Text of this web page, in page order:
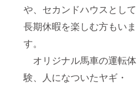
や、セカンドハウスとして
長期休暇を楽しむ方もいま
す。
オリジナル馬車の運転体
験、人になついたヤギ・